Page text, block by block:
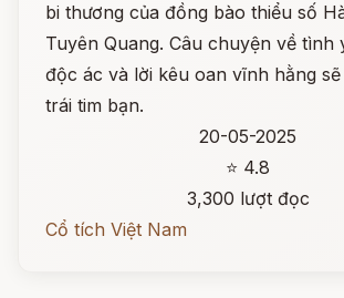
bi thương của đồng bào thiểu số
Tuyên Quang. Câu chuyện về tình
độc ác và lời kêu oan vĩnh hằng
trái tim bạn.
20-05-2025
⭐ 4.8
3,300 lượt đọc
Cổ tích Việt Nam